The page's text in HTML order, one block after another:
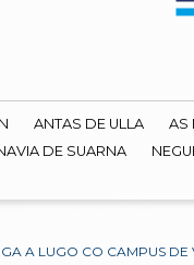
ANTAS DE ULLA AS
DE SUARNA
A LUGO CO CAMPUS DE